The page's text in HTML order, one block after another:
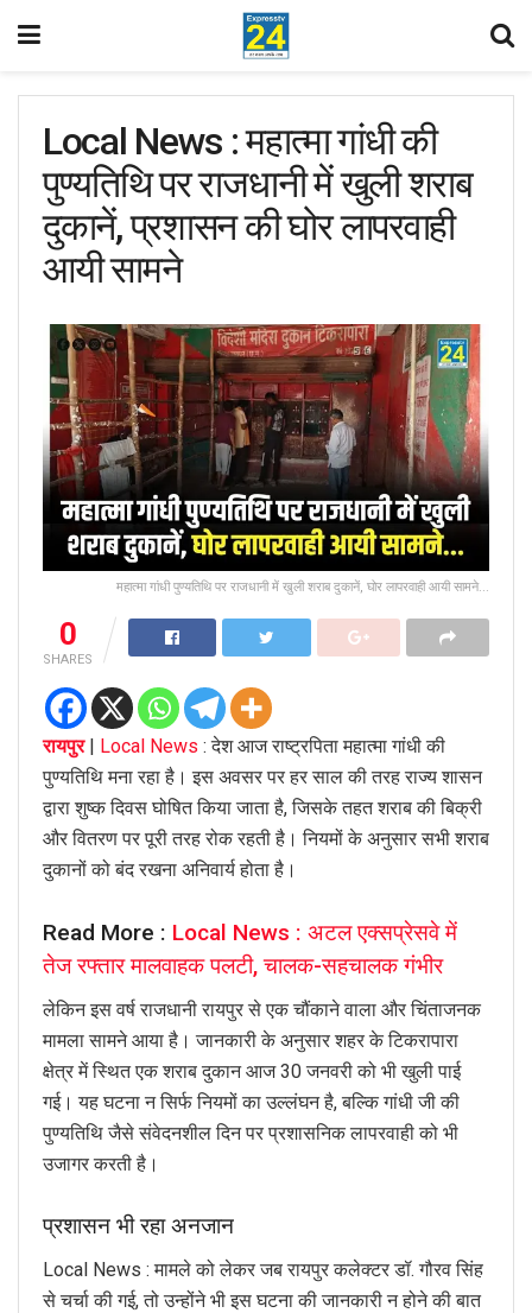
Local News : महात्मा गांधी की
पुण्यतिथि पर राजधानी में खुली शराब
दुकानें, प्रशासन की घोर लापरवाही
आयी सामने
महात्मा गांधी पुण्यतिथि पर राजधानी में खुली शराब दुकानें, घोर लापरवाही आयी सामने...
0
SHARES
रायपुर Local News : देश आज राष्ट्रपिता महात्मा गांधी की
पुण्यतिथि मना रहा है। इस अवसर पर हर साल की तरह राज्य शासन
द्वारा शुष्क दिवस घोषित किया जाता है, जिसके तहत शराब की बिक्री
और वितरण पर पूरी तरह रोक रहती है। नियमों के अनुसार सभी शराब
दुकानों को बंद रखना अनिवार्य होता है।
Read More : Local News : अटल एक्सप्रेसवे में
तेज रफ्तार मालवाहक पलटी, चालक-सहचालक गंभीर
लेकिन इस वर्ष राजधानी रायपुर से एक चौंकाने वाला और चिंताजनक
मामला सामने आया है। जानकारी के अनुसार शहर के टिकरापारा
क्षेत्र में स्थित एक शराब दुकान आज 30 जनवरी को भी खुली पाई
गई। यह घटना न सिर्फ नियमों का उल्लंघन है, बल्कि गांधी जी की
पुण्यतिथि जैसे संवेदनशील दिन पर प्रशासनिक लापरवाही को भी
उजागर करती है।
प्रशासन भी रहा अनजान
Local News : मामले को लेकर जब रायपुर कलेक्टर डॉ. गौरव सिंह
से चर्चा की गई, तो उन्होंने भी इस घटना की जानकारी न होने की बात